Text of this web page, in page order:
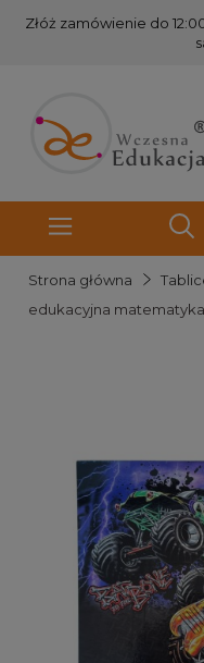
Złóż zamówienie do
Strona główna
edukacyjna